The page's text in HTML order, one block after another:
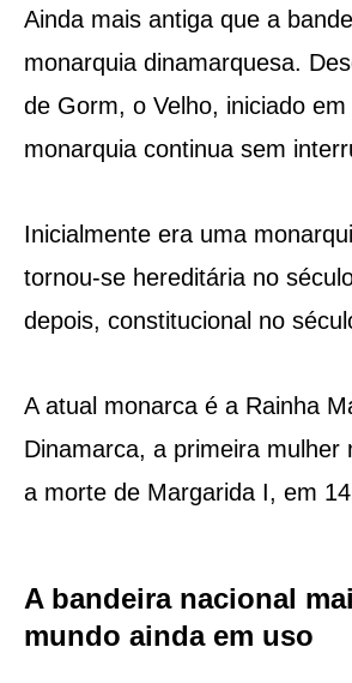
Ainda mais antiga que a
monarquia dinamarquesa.
de Gorm, o Velho, iniciado
monarquia continua sem
Inicialmente era uma
tornou-se hereditária no
depois, constitucional no
A atual monarca é a Rainha
Dinamarca, a primeira mulher
a morte de Margarida I, em
A bandeira nacional
mundo ainda em uso